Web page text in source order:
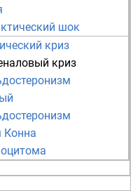
шок
криз
криз
Конна